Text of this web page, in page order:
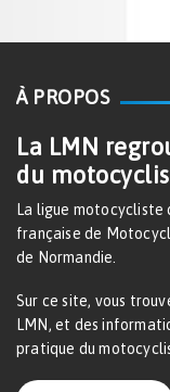
À PROPOS
La LMN
du
La ligue
française de
de Normandie.
Sur ce site, vous
LMN, et des
pratique du